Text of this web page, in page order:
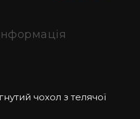
чохол з телячої